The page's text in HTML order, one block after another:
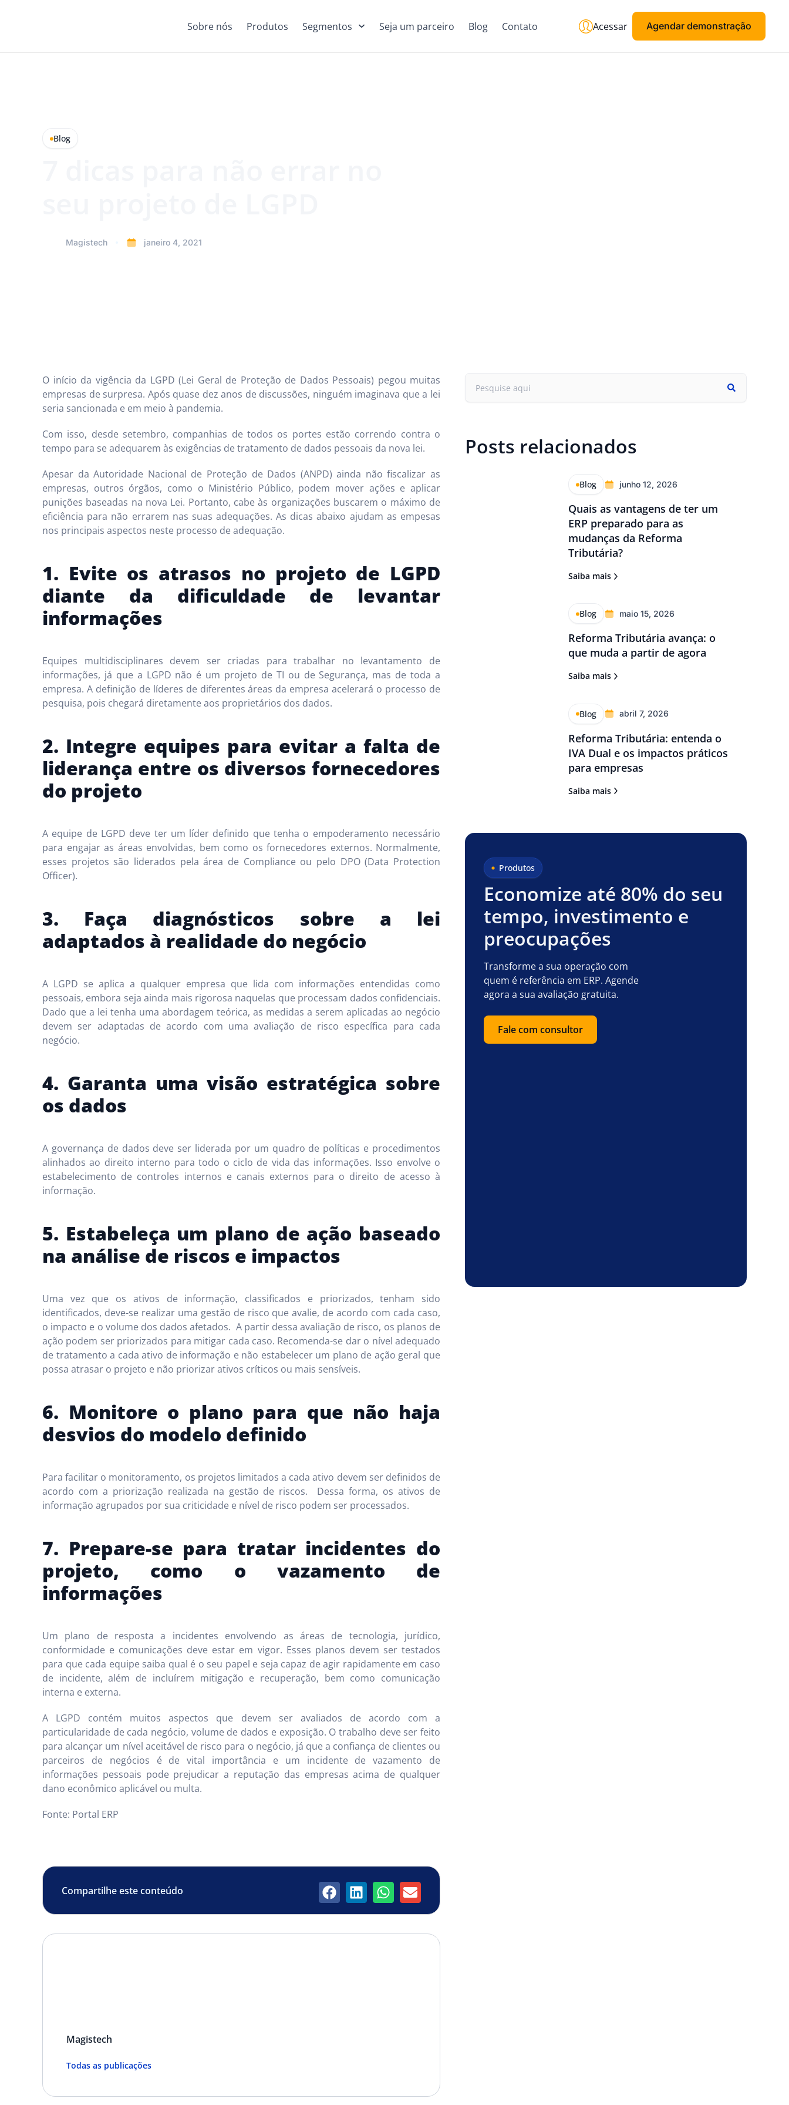
Sobre nós Produtos Segmentos Seja um parceiro Blog Contato Agendar demonstração
Acessar
Blog
Magistech janeiro 4, 2021
O início da vigência da LGPD (Lei Geral de Proteção de Dados Pessoais) pegou muitas
empresas de surpresa. Após quase dez anos de discussões, ninguém imaginava que a lei
seria sancionada e em meio à pandemia.
Com isso, desde setembro, companhias de todos os portes estão correndo contra o
tempo para se adequarem às exigências de tratamento de dados pessoais da nova lei.
Apesar da Autoridade Nacional de Proteção de Dados (ANPD) ainda não fiscalizar as
empresas, outros órgãos, como o Ministério Público, podem mover ações e aplicar
punições baseadas na nova Lei. Portanto, cabe às organizações buscarem o máximo de
eficiência para não errarem nas suas adequações. As dicas abaixo ajudam as empesas
nos principais aspectos neste processo de adequação.
1. Evite os atrasos no projeto de LGPD
diante da dificuldade de levantar
informações
Equipes multidisciplinares devem ser criadas para trabalhar no levantamento de
informações, já que a LGPD não é um projeto de TI ou de Segurança, mas de toda a
empresa. A definição de líderes de diferentes áreas da empresa acelerará o processo de
pesquisa, pois chegará diretamente aos proprietários dos dados.
2. Integre equipes para evitar a falta de
liderança entre os diversos fornecedores
do projeto
A equipe de LGPD deve ter um líder definido que tenha o empoderamento necessário
para engajar as áreas envolvidas, bem como os fornecedores externos. Normalmente,
esses projetos são liderados pela área de Compliance ou pelo DPO (Data Protection
Officer).
3. Faça diagnósticos sobre a lei
adaptados à realidade do negócio
A LGPD se aplica a qualquer empresa que lida com informações entendidas como
pessoais, embora seja ainda mais rigorosa naquelas que processam dados confidenciais.
Dado que a lei tenha uma abordagem teórica, as medidas a serem aplicadas ao negócio
devem ser adaptadas de acordo com uma avaliação de risco específica para cada
negócio.
4. Garanta uma visão estratégica sobre
os dados
A governança de dados deve ser liderada por um quadro de políticas e procedimentos
alinhados ao direito interno para todo o ciclo de vida das informações. Isso envolve o
estabelecimento de controles internos e canais externos para o direito de acesso à
informação.
5. Estabeleça um plano de ação baseado
na análise de riscos e impactos
Uma vez que os ativos de informação, classificados e priorizados, tenham sido
identificados, deve-se realizar uma gestão de risco que avalie, de acordo com cada caso,
o impacto e o volume dos dados afetados. A partir dessa avaliação de risco, os planos de
ação podem ser priorizados para mitigar cada caso. Recomenda-se dar o nível adequado
de tratamento a cada ativo de informação e não estabelecer um plano de ação geral que
possa atrasar o projeto e não priorizar ativos críticos ou mais sensíveis.
6. Monitore o plano para que não haja
desvios do modelo definido
Para facilitar o monitoramento, os projetos limitados a cada ativo devem ser definidos de
acordo com a priorização realizada na gestão de riscos. Dessa forma, os ativos de
informação agrupados por sua criticidade e nível de risco podem ser processados.
7. Prepare-se para tratar incidentes do
projeto, como o vazamento de
informações
Um plano de resposta a incidentes envolvendo as áreas de tecnologia, jurídico,
conformidade e comunicações deve estar em vigor. Esses planos devem ser testados
para que cada equipe saiba qual é o seu papel e seja capaz de agir rapidamente em caso
de incidente, além de incluírem mitigação e recuperação, bem como comunicação
interna e externa.
A LGPD contém muitos aspectos que devem ser avaliados de acordo com a
particularidade de cada negócio, volume de dados e exposição. O trabalho deve ser feito
para alcançar um nível aceitável de risco para o negócio, já que a confiança de clientes ou
parceiros de negócios é de vital importância e um incidente de vazamento de
informações pessoais pode prejudicar a reputação das empresas acima de qualquer
dano econômico aplicável ou multa.
Fonte: Portal ERP
Compartilhe este conteúdo
Magistech
Todas as publicações
Posts relacionados
Blog junho 12, 2026
Quais as vantagens de ter um
ERP preparado para as
mudanças da Reforma
Tributária?
Saiba mais
Blog maio 15, 2026
Reforma Tributária avança: o
que muda a partir de agora
Saiba mais
Blog abril 7, 2026
Reforma Tributária: entenda o
IVA Dual e os impactos práticos
para empresas
Saiba mais
Produtos
Economize até 80% do seu
tempo, investimento e
preocupações
Transforme a sua operação com
quem é referência em ERP. Agende
agora a sua avaliação gratuita.
Fale com consultor